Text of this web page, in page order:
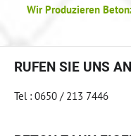
Wir Produzieren
RUFEN SIE UNS
Tel : 0650 / 213 7446